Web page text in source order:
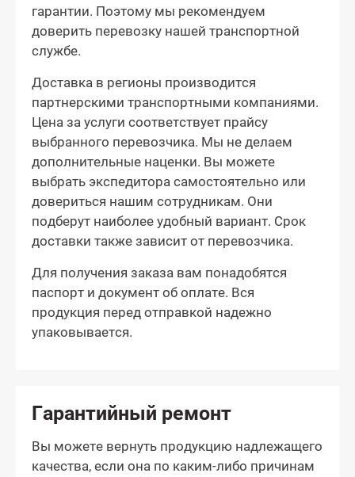
гарантии. Поэтому мы рекомендуем
доверить перевозку нашей транспортной
службе.
Доставка в регионы производится
партнерскими транспортными компаниями.
Цена за услуги соответствует прайсу
выбранного перевозчика. Мы не делаем
дополнительные наценки. Вы можете
выбрать экспедитора самостоятельно или
довериться нашим сотрудникам. Они
подберут наиболее удобный вариант. Срок
доставки также зависит от перевозчика.
Для получения заказа вам понадобятся
паспорт и документ об оплате. Вся
продукция перед отправкой надежно
упаковывается.
Гарантийный ремонт
Вы можете вернуть продукцию надлежащего
качества, если она по каким-либо причинам